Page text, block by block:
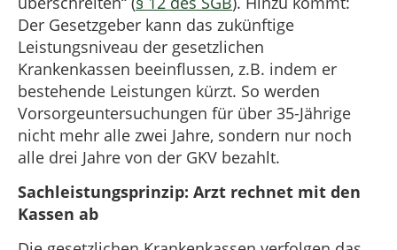
Der Gesetzgeber kann das zukünftige
Leistungsniveau der gesetzlichen
Krankenkassen beeinflussen, z.B. indem er
bestehende Leistungen kürzt. So werden
Vorsorgeuntersuchungen für über 35-Jährige
nicht mehr alle zwei Jahre, sondern nur noch
alle drei Jahre von der GKV bezahlt.
Sachleistungsprinzip: Arzt rechnet mit den
Kassen ab